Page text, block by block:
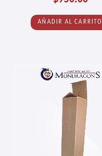
AÑADIR AL CARRITO